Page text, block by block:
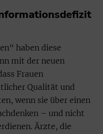
haben diese
mit der neuen
Frauen
Qualität und
wenn sie über einen
– und nicht
Ärzte, die